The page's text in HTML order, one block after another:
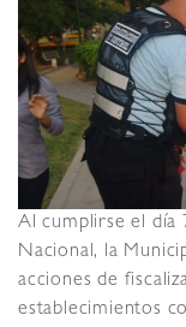
Al cumplirse el día
Nacional, la
acciones de
establecimientos